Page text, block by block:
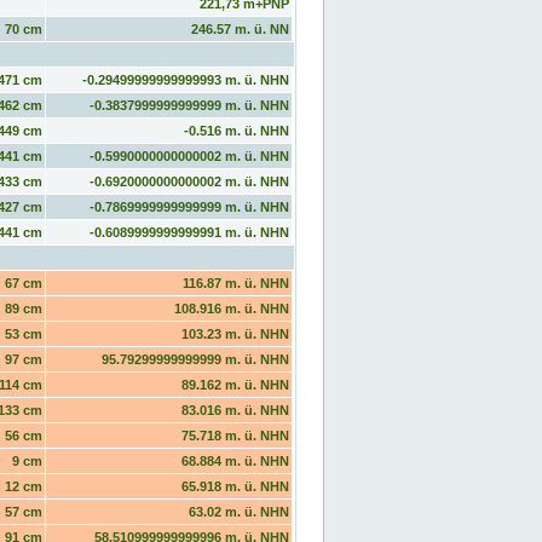
221,73 m+PNP
70 cm
246.57 m. ü. NN
cm
-0.29499999999999993 m. ü. NHN
cm
-0.3837999999999999 m. ü. NHN
cm
-0.516 m. ü. NHN
cm
-0.5990000000000002 m. ü. NHN
cm
-0.6920000000000002 m. ü. NHN
cm
-0.7869999999999999 m. ü. NHN
cm
-0.6089999999999991 m. ü. NHN
67 cm
116.87 m. ü. NHN
89 cm
108.916 m. ü. NHN
53 cm
103.23 m. ü. NHN
97 cm
95.79299999999999 m. ü. NHN
114 cm
89.162 m. ü. NHN
cm
83.016 m. ü. NHN
56 cm
75.718 m. ü. NHN
9 cm
68.884 m. ü. NHN
12 cm
65.918 m. ü. NHN
57 cm
63.02 m. ü. NHN
91 cm
58.510999999999996 m. ü. NHN